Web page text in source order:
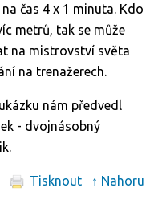
čas 4 x 1 minuta. Kdo
metrů, tak se může
na mistrovství světa
na trenažerech.
nám předvedl
- dvojnásobný
Tisknout ↑ Nahoru